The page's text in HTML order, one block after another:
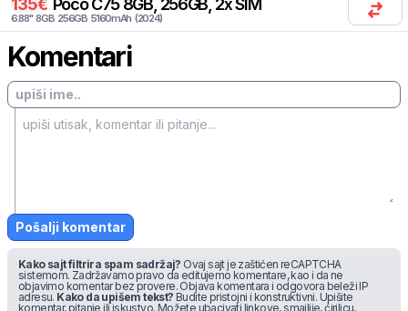
135€ Poco C75 8GB, 256GB, 2x SIM
6.88" 8GB 256GB 5160mAh (2024)
Komentari
Pošalji komentar
Kako sajt filtrira spam sadržaj? Ovaj sajt je zaštićen reCAPTCHA
sistemom. Zadržavamo pravo da editujemo komentare, kao i da ne
objavimo komentar bez provere. Objava komentara i odgovora beleži IP
adresu. Kako da upišem tekst? Budite pristojni i konstruktivni. Upišite
komentar, pitanje ili iskustvo. Možete ubacivati linkove, smajlije, ćirilicu,